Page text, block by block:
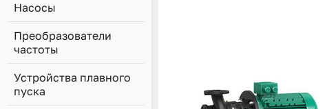
Насосы
Преобразователи
частоты
Устройства плавного
пуска